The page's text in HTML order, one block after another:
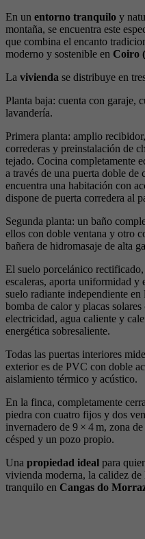
En un entorno tranquilo y
montaña, se encuentra este
que combina el encanto
moderno y sostenible en Coiro
La vivienda se distribuye en
Planta baja: cuenta con garaje,
lavandería.
Primera planta: amplio
correderas y preinstalación de
tejado. Cocina completamente
a través de una puerta doble de
encuentra una habitación con
dispone de puerta corredera al
Segunda planta: un baño
ellos con doble ventana y otro
bañera de hidromasaje de alta
El suelo porcelánico
escaleras, aporta uniformidad
suelo radiante independiente
bomba de calor y placas solares
electricidad, agua caliente y
energética sobresaliente.
Todas las puertas interiores
exterior es de PVC con doble
aislamiento térmico y acústico.
En la finca, completamente
piedra con cuatro fijos y dos
invernadero de 9 × 4 m, zona
césped y un pozo propio.
Una propiedad ideal para
vivienda moderna, la calidez
tranquilo en Cangas do